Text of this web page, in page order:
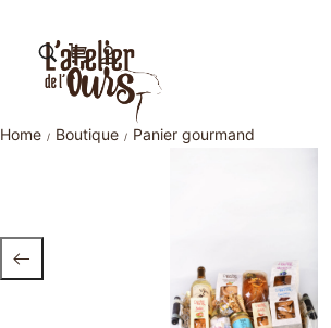
Panier gourmand
Home / Boutique / Panier gourmand